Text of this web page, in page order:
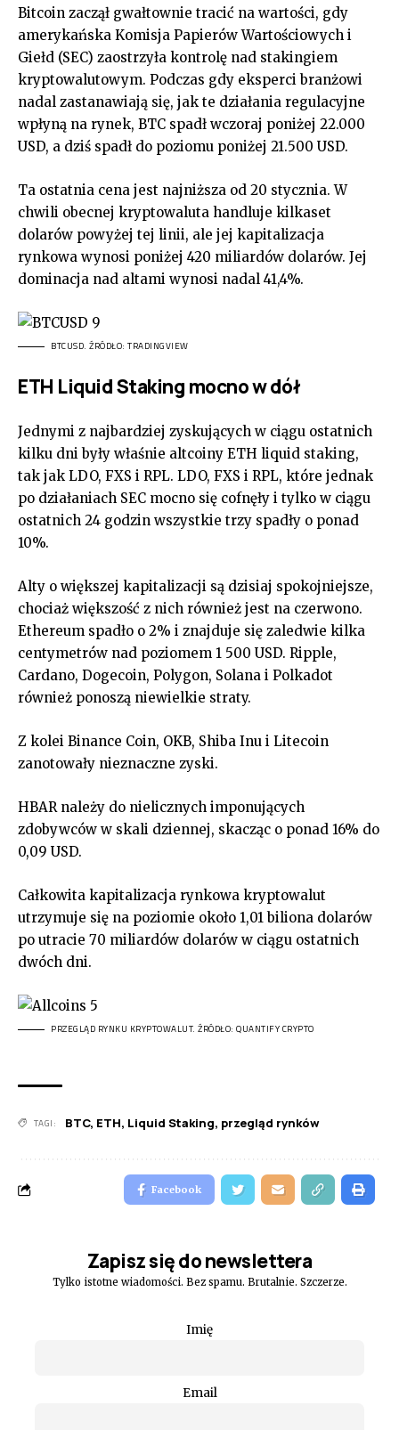
Bitcoin zaczął gwałtownie tracić na wartości, gdy
amerykańska Komisja Papierów Wartościowych i
Giełd (SEC) zaostrzyła kontrolę nad stakingiem
kryptowalutowym. Podczas gdy eksperci branżowi
nadal zastanawiają się, jak te działania regulacyjne
wpłyną na rynek, BTC spadł wczoraj poniżej 22.000
USD, a dziś spadł do poziomu poniżej 21.500 USD.
Ta ostatnia cena jest najniższa od 20 stycznia. W
chwili obecnej kryptowaluta handluje kilkaset
dolarów powyżej tej linii, ale jej kapitalizacja
rynkowa wynosi poniżej 420 miliardów dolarów. Jej
dominacja nad altami wynosi nadal 41,4%.
BTCUSD. ŹRÓDŁO: TRADINGVIEW
ETH Liquid Staking mocno w dół
Jednymi z najbardziej zyskujących w ciągu ostatnich
kilku dni były właśnie altcoiny ETH liquid staking,
tak jak LDO, FXS i RPL. LDO, FXS i RPL, które jednak
po działaniach SEC mocno się cofnęły i tylko w ciągu
ostatnich 24 godzin wszystkie trzy spadły o ponad
10%.
Alty o większej kapitalizacji są dzisiaj spokojniejsze,
chociaż większość z nich również jest na czerwono.
Ethereum spadło o 2% i znajduje się zaledwie kilka
centymetrów nad poziomem 1 500 USD. Ripple,
Cardano, Dogecoin, Polygon, Solana i Polkadot
również ponoszą niewielkie straty.
Z kolei Binance Coin, OKB, Shiba Inu i Litecoin
zanotowały nieznaczne zyski.
HBAR należy do nielicznych imponujących
zdobywców w skali dziennej, skacząc o ponad 16% do
0,09 USD.
Całkowita kapitalizacja rynkowa kryptowalut
utrzymuje się na poziomie około 1,01 biliona dolarów
po utracie 70 miliardów dolarów w ciągu ostatnich
dwóch dni.
PRZEGLĄD RYNKU KRYPTOWALUT. ŹRÓDŁO: QUANTIFY CRYPTO
TAGI: BTC, ETH, Liquid Staking, przegląd rynków
Facebook
Zapisz się do newslettera
Tylko istotne wiadomości. Bez spamu. Brutalnie. Szczerze.
Imię
Email